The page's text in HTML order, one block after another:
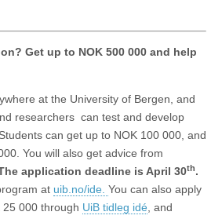
Get up to NOK 500 000 and help
at the University of Bergen, and
researchers can test and develop
can get up to NOK 100 000, and
You will also get advice from
application deadline is April 30th.
at uib.no/ide. You can also apply
000 through UiB tidleg idé, and